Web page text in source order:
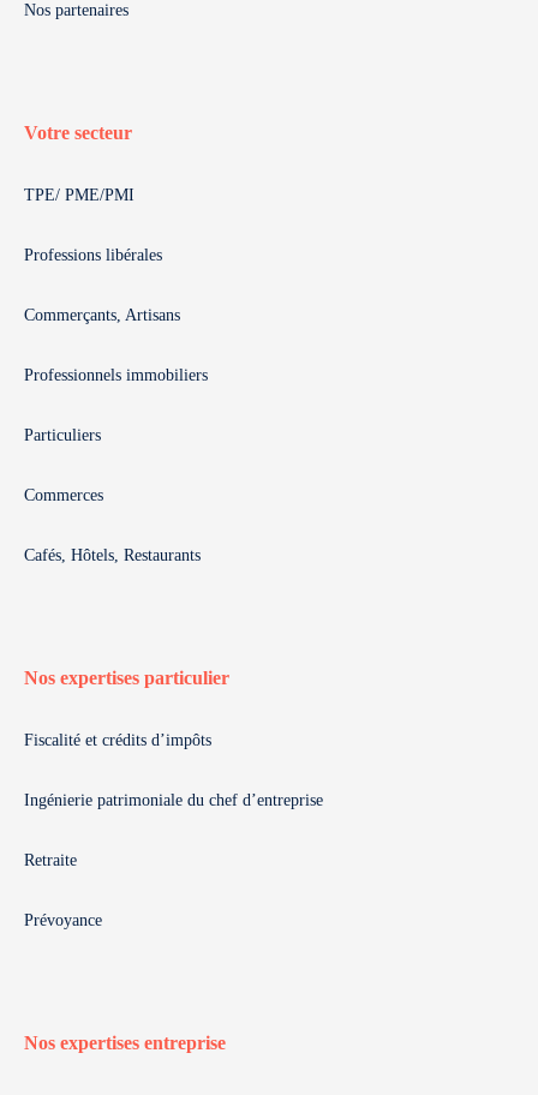
Nos partenaires
Votre secteur
TPE/ PME/PMI
Professions libérales
Commerçants, Artisans
Professionnels immobiliers
Particuliers
Commerces
Cafés, Hôtels, Restaurants
Nos expertises particulier
Fiscalité et crédits d’impôts
Ingénierie patrimoniale du chef d’entreprise
Retraite
Prévoyance
Nos expertises entreprise